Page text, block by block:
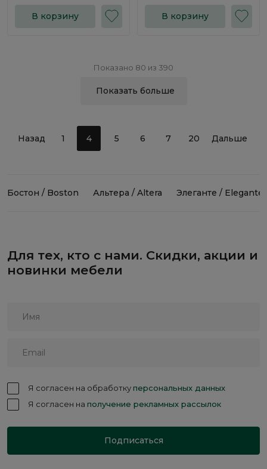
В корзину В корзину
Показано 80 из 390
Показать больше
Назад 1 4 5 6 7 20 Дальше
Бостон / Boston Альтера / Altera Элеганте / Elegante
Для тех, кто с нами. Скидки, акции и
новинки мебели
Я согласен на обработкуперсональных данных
Я согласен на получение рекламных рассылок
Подписаться